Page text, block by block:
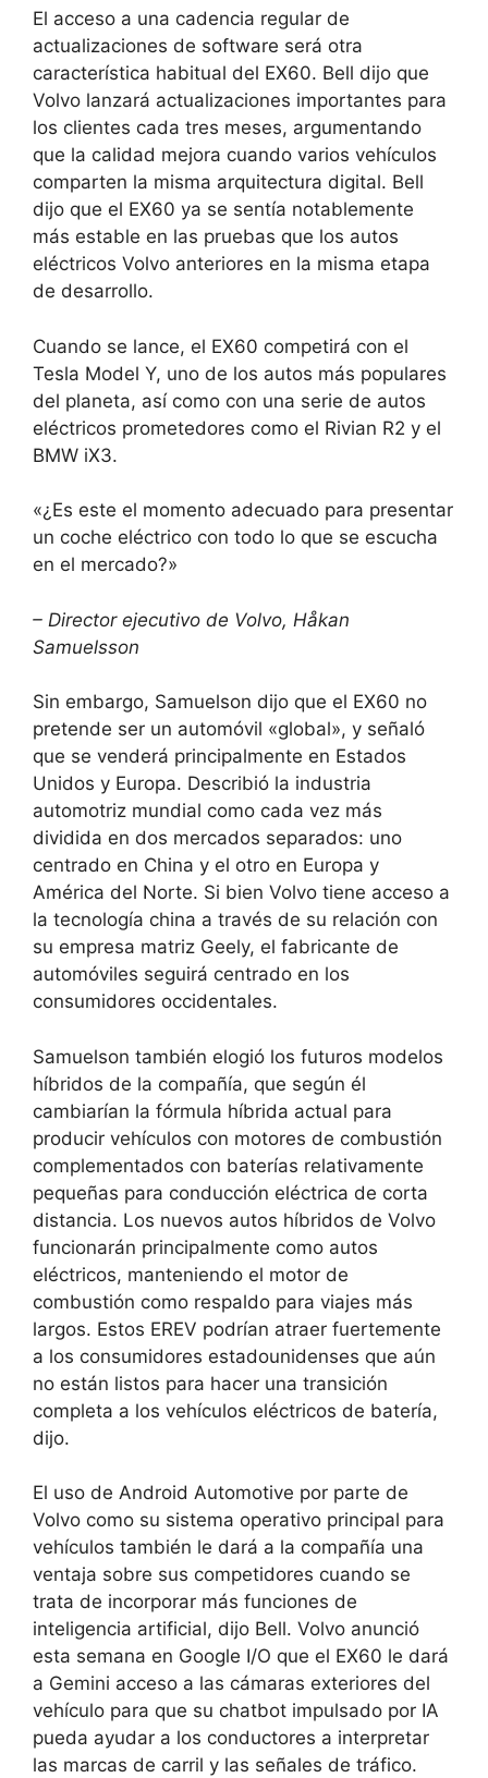
El acceso a una cadencia regular de
actualizaciones de software será otra
característica habitual del EX60. Bell dijo que
Volvo lanzará actualizaciones importantes para
los clientes cada tres meses, argumentando
que la calidad mejora cuando varios vehículos
comparten la misma arquitectura digital. Bell
dijo que el EX60 ya se sentía notablemente
más estable en las pruebas que los autos
eléctricos Volvo anteriores en la misma etapa
de desarrollo.
Cuando se lance, el EX60 competirá con el
Tesla Model Y, uno de los autos más populares
del planeta, así como con una serie de autos
eléctricos prometedores como el Rivian R2 y el
BMW iX3.
«¿Es este el momento adecuado para presentar
un coche eléctrico con todo lo que se escucha
en el mercado?»
– Director ejecutivo de Volvo, Håkan
Samuelsson
Sin embargo, Samuelson dijo que el EX60 no
pretende ser un automóvil «global», y señaló
que se venderá principalmente en Estados
Unidos y Europa. Describió la industria
automotriz mundial como cada vez más
dividida en dos mercados separados: uno
centrado en China y el otro en Europa y
América del Norte. Si bien Volvo tiene acceso a
la tecnología china a través de su relación con
su empresa matriz Geely, el fabricante de
automóviles seguirá centrado en los
consumidores occidentales.
Samuelson también elogió los futuros modelos
híbridos de la compañía, que según él
cambiarían la fórmula híbrida actual para
producir vehículos con motores de combustión
complementados con baterías relativamente
pequeñas para conducción eléctrica de corta
distancia. Los nuevos autos híbridos de Volvo
funcionarán principalmente como autos
eléctricos, manteniendo el motor de
combustión como respaldo para viajes más
largos. Estos EREV podrían atraer fuertemente
a los consumidores estadounidenses que aún
no están listos para hacer una transición
completa a los vehículos eléctricos de batería,
dijo.
El uso de Android Automotive por parte de
Volvo como su sistema operativo principal para
vehículos también le dará a la compañía una
ventaja sobre sus competidores cuando se
trata de incorporar más funciones de
inteligencia artificial, dijo Bell. Volvo anunció
esta semana en Google I/O que el EX60 le dará
a Gemini acceso a las cámaras exteriores del
vehículo para que su chatbot impulsado por IA
pueda ayudar a los conductores a interpretar
las marcas de carril y las señales de tráfico.